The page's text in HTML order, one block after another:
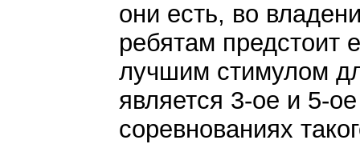
они есть, во
ребятам предстоит
лучшим стимулом
является 3-ое и 5-
соревнованиях